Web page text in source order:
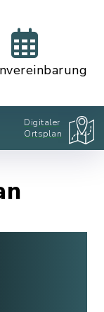
Digitaler
Ortsplan